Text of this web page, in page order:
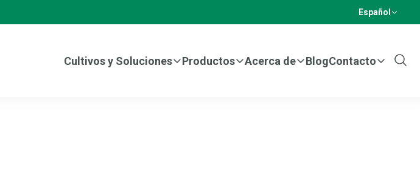
Español
Cultivos y Soluciones Productos Acerca de BlogContacto
Show